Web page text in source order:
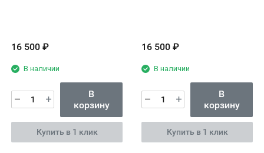
16 500 ₽
В наличии
В
корзину
Купить в 1 клик
16 500 ₽
В наличии
В
корзину
Купить в 1 клик